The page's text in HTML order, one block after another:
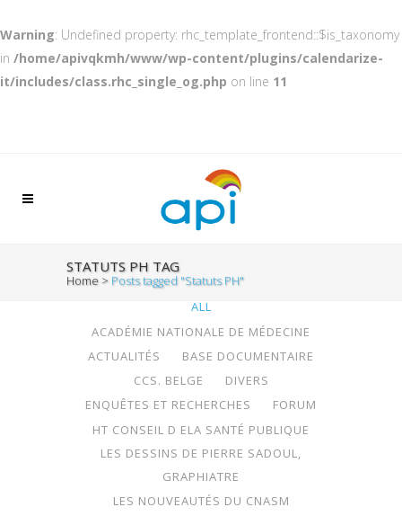
Warning: Undefined property: rhc_template_frontend::$is_taxonomy
in /home/apivqkmh/www/wp-content/plugins/calendarize-
it/includes/class.rhc_single_og.php on line 11
STATUTS PH TAG
Home > Posts tagged "Statuts PH"
ALL
ACADÉMIE NATIONALE DE MÉDECINE
ACTUALITÉS
BASE DOCUMENTAIRE
CCS. BELGE
DIVERS
ENQUÊTES ET RECHERCHES
FORUM
HT CONSEIL D ELA SANTÉ PUBLIQUE
LES DESSINS DE PIERRE SADOUL,
GRAPHIATRE
LES NOUVEAUTÉS DU CNASM